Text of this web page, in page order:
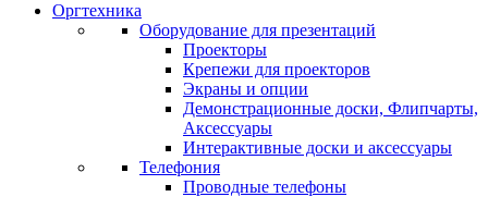
Оргтехника
Оборудование для презентаций
Проекторы
Крепежи для проекторов
Экраны и опции
Демонстрационные доски, Флипчарты,
Аксессуары
Интерактивные доски и аксессуары
Телефония
Проводные телефоны